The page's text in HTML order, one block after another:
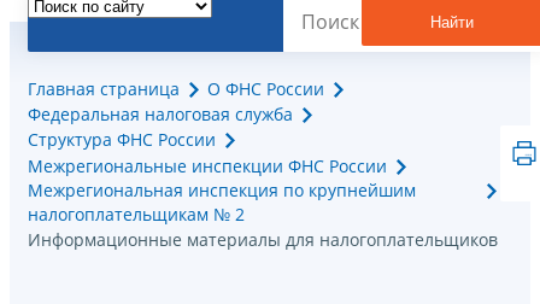
Найти
Главная страница
О ФНС России
Федеральная налоговая служба
Структура ФНС России
Межрегиональные инспекции ФНС России
Межрегиональная инспекция по крупнейшим
налогоплательщикам № 2
Информационные материалы для налогоплательщиков